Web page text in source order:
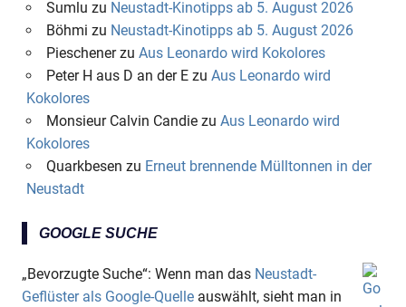
Sumlu zu Neustadt-Kinotipps ab 5. August 2026
Böhmi zu Neustadt-Kinotipps ab 5. August 2026
Pieschenerzu Aus Leonardo wird Kokolores
Peter H aus D an der Ezu Aus Leonardo wird
Kokolores
Monsieur Calvin Candiezu Aus Leonardo wird
Kokolores
Quarkbesen zu Erneut brennende Mülltonnen in der
Neustadt
GOOGLE SUCHE
„Bevorzugte Suche“: Wenn man das Neustadt-
Geflüster als Google-Quelle auswählt, sieht man in